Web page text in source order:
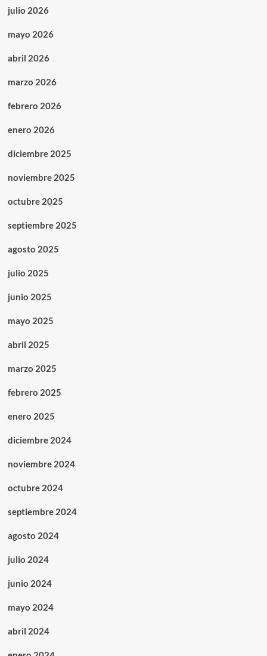
julio 2026
mayo 2026
abril 2026
marzo 2026
febrero 2026
enero 2026
diciembre 2025
noviembre 2025
octubre 2025
septiembre 2025
agosto 2025
julio 2025
junio 2025
mayo 2025
abril 2025
marzo 2025
febrero 2025
enero 2025
diciembre 2024
noviembre 2024
octubre 2024
septiembre 2024
agosto 2024
julio 2024
junio 2024
mayo 2024
abril 2024